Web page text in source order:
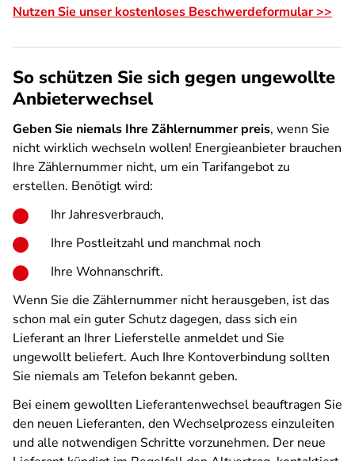
Nutzen Sie unser kostenloses Beschwerdeformular >>
So schützen Sie sich gegen ungewollte
Anbieterwechsel
Geben Sie niemals Ihre Zählernummer preis, wenn Sie
nicht wirklich wechseln wollen! Energieanbieter brauchen
Ihre Zählernummer nicht, um ein Tarifangebot zu
erstellen. Benötigt wird:
Ihr Jahresverbrauch,
Ihre Postleitzahl und manchmal noch
Ihre Wohnanschrift.
Wenn Sie die Zählernummer nicht herausgeben, ist das
schon mal ein guter Schutz dagegen, dass sich ein
Lieferant an Ihrer Lieferstelle anmeldet und Sie
ungewollt beliefert. Auch Ihre Kontoverbindung sollten
Sie niemals am Telefon bekannt geben.
Bei einem gewollten Lieferantenwechsel beauftragen Sie
den neuen Lieferanten, den Wechselprozess einzuleiten
und alle notwendigen Schritte vorzunehmen. Der neue